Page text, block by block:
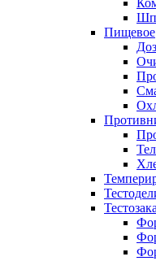
Пищевое